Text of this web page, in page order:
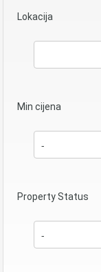
Lokacija
Min cijena
Property Status